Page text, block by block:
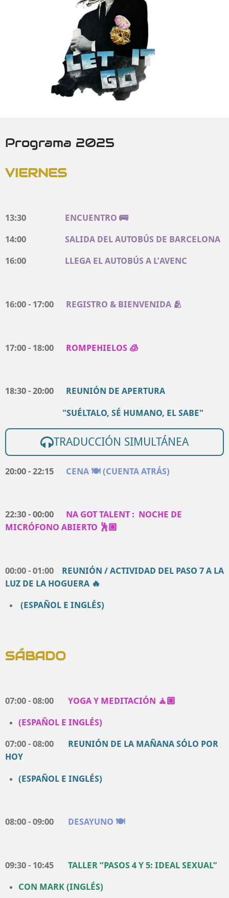
Programa 2025
VIERNES
13:30 ENCUENTRO 🚌
14:00 SALIDA DEL AUTOBÚS DE BARCELONA
16:00 LLEGA EL AUTOBÚS A L’AVENC
16:00 - 17:00 REGISTRO & BIENVENIDA 🫂
17:00 - 18:00 ROMPEHIELOS 🧊
18:30 - 20:00 REUNIÓN DE APERTURA
"SUÉLTALO, SÉ HUMANO, EL SABE"
TRADUCCIÓN SIMULTÁNEA
20:00 - 22:15 CENA 🍽️ (CUENTA ATRÁS)
22:30 - 00:00 NA GOT TALENT : NOCHE DE
MICRÓFONO ABIERTO 🕺🏼
00:00 - 01:00 REUNIÓN / ACTIVIDAD DEL PASO 7 A LA
LUZ DE LA HOGUERA 🔥
(ESPAÑOL E INGLÉS)
SÁBADO
07:00 - 08:00 YOGA Y MEDITACIÓN 🧘🏽
(ESPAÑOL E INGLÉS)
07:00 - 08:00 REUNIÓN DE LA MAÑANA SÓLO POR
HOY
(ESPAÑOL E INGLÉS)
08:00 - 09:00 DESAYUNO 🍽️
09:30 - 10:45 TALLER “PASOS 4 Y 5: IDEAL SEXUAL”
CON MARK (INGLÉS)